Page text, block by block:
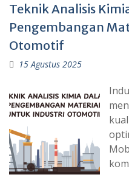
Teknik Analisis
Pengembangan
Otomotif
15 Agustus 2025